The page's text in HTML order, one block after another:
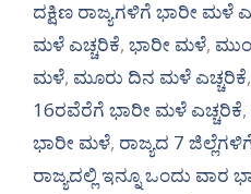
ದಕ್ಷಿಣ ರಾಜ್ಯಗಳಿಗೆ ಭಾರೀ ಮಳೆ
ಮಳೆ ಎಚ್ಚರಿಕೆ, ಭಾರೀ ಮಳೆ,
ಮಳೆ, ಮೂರು ದಿನ ಮಳೆ ಎಚ್ಚರಿಕೆ,
16ರವೆರೆಗೆ ಭಾರೀ ಮಳೆ ಎಚ್ಚರಿಕೆ,
ಭಾರೀ ಮಳೆ, ರಾಜ್ಯದ 7
ರಾಜ್ಯದಲ್ಲಿ ಇನ್ನೂ ಒಂದು ವಾರ